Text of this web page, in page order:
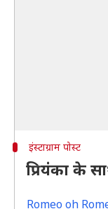
इंस्टाग्राम पोस्ट
प्रियंका के
Romeo oh